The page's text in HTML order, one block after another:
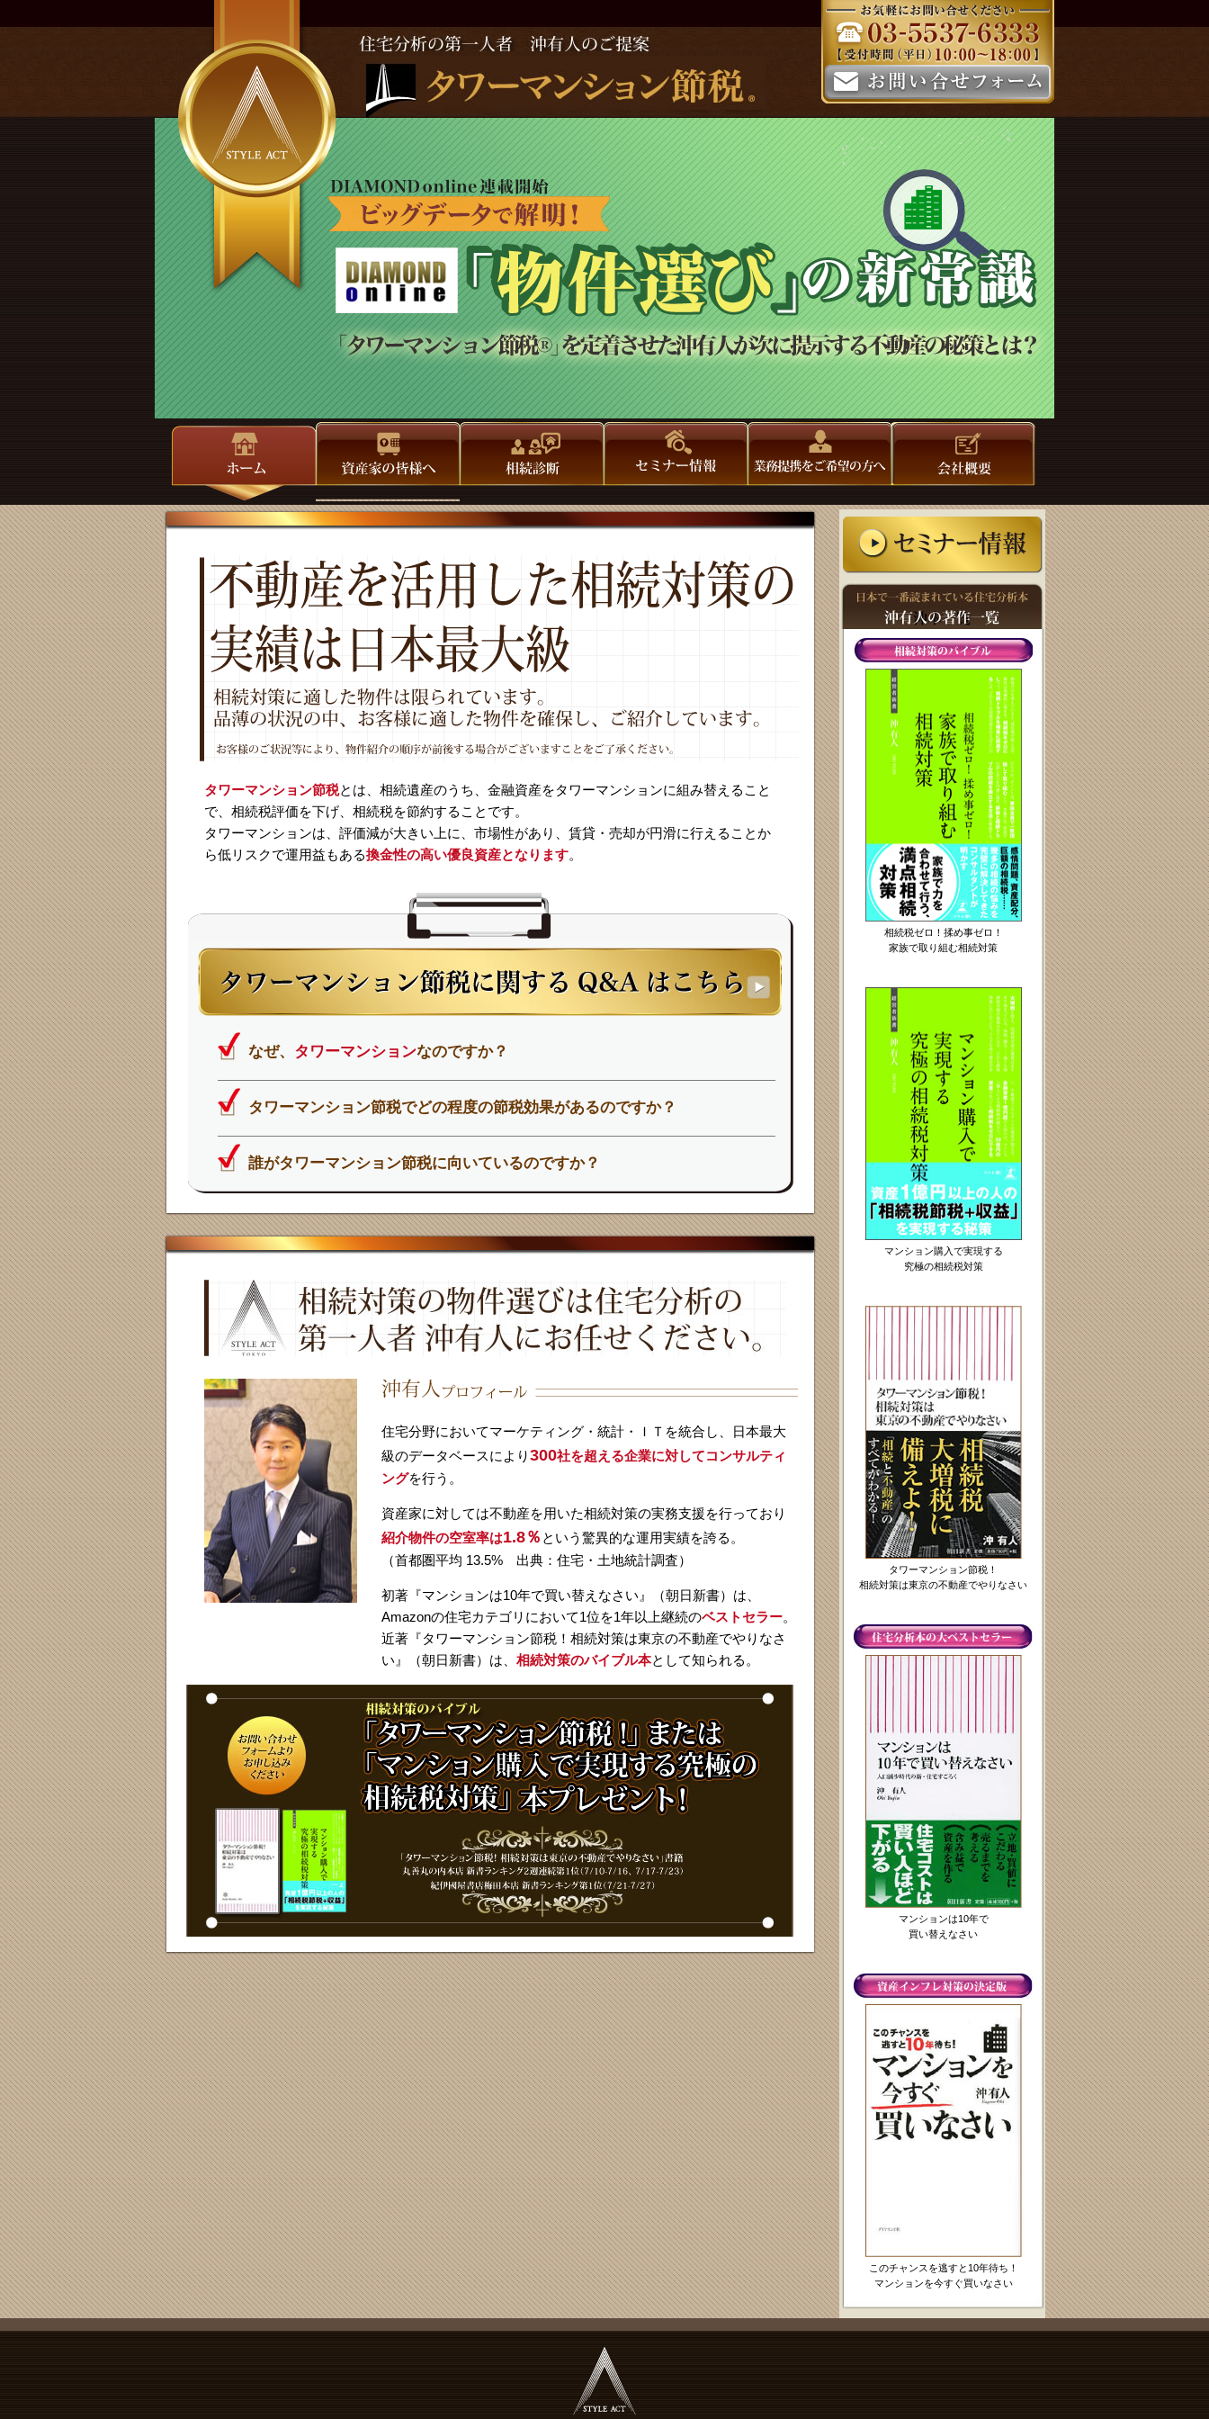
タワーマンション節税とは、相続遺産のうち、金融資産をタワーマンションに組み替えること
で、相続税評価を下げ、相続税を節約することです。
タワーマンションは、評価減が大きい上に、市場性があり、賃貸・売却が円滑に行えることか
ら低リスクで運用益もある換金性の高い優良資産となります。
なぜ、 タワーマンションなのですか？
タワーマンション節税でどの程度の節税効果があるのですか？
誰がタワーマンション節税に向いているのですか？
住宅分野においてマーケティング・統計・ＩＴを統合し、日本最大
級のデータベースにより300社を超える企業に対してコンサルティ
ングを行う。
資産家に対しては不動産を用いた相続対策の実務支援を行っており
紹介物件の空室率は1.8％ という驚異的な運用実績を誇る。
（首都圏平均 13.5% 出典：住宅・土地統計調査）
初著『マンションは10年で買い替えなさい』（朝日新書）は、
Amazonの住宅カテゴリにおいて1位を1年以上継続のベストセラー。
近著『タワーマンション節税！相続対策は東京の不動産でやりなさ
い』（朝日新書）は、 相続対策のバイブル本として知られる。
相続税ゼロ！揉め事ゼロ！
家族で取り組む相続対策
マンション購入で実現する
究極の相続税対策
タワーマンション節税！
相続対策は東京の不動産でやりなさい
マンションは10年で
買い替えなさい
このチャンスを逃すと10年待ち！
マンションを今すぐ買いなさい